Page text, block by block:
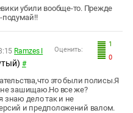
убили вообще-то. Прежде
подумай!!
1
0
Оценить:
Ramzes I
#
это были полисы.Я
не зашищаю.Но все же?
знаю дело так и не
и предположений валом.